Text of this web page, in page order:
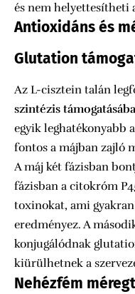
és nem helyettesítheti
Antioxidáns és
Glutation
Az L-cisztein talán
szintézis
egyik leghatékonyabb
fontos a májban zajló
A máj két fázisban
fázisban a citokróm
toxinokat, ami
eredményez. A
konjugálódnak
kiürülhetnek a
Nehézfém